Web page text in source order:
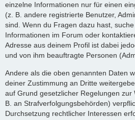
einzelne Informationen nur für einen
(z. B. andere registrierte Benutzer,
sind. Wenn du Fragen dazu hast,
Informationen im Forum oder
Adresse aus deinem Profil ist dabei
und von ihm beauftragte Personen
Andere als die oben genannten Daten
deiner Zustimmung an Dritte
auf Grund gesetzlicher Regelungen zur
B. an Strafverfolgungsbehörden)
Durchsetzung rechtlicher Interessen